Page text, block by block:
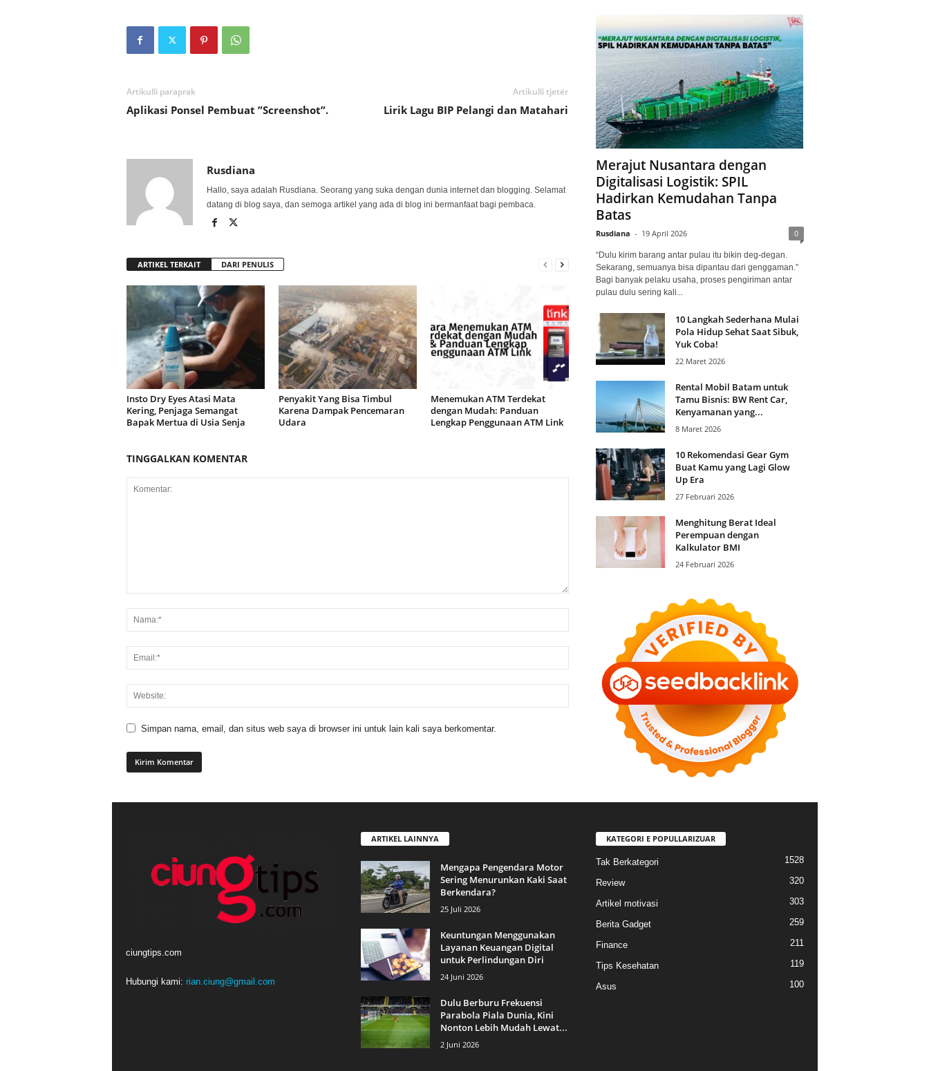
Artikulli paraprak
Aplikasi Ponsel Pembuat ”Screenshot”.
Artikulli tjetër
Lirik Lagu BIP Pelangi dan Matahari
Rusdiana
Hallo, saya adalah Rusdiana. Seorang yang suka dengan dunia internet dan blogging. Selamat
datang di blog saya, dan semoga artikel yang ada di blog ini bermanfaat bagi pembaca.
ARTIKEL TERKAIT DARI PENULIS
Insto Dry Eyes Atasi Mata
Kering, Penjaga Semangat
Bapak Mertua di Usia Senja
Penyakit Yang Bisa Timbul
Karena Dampak Pencemaran
Udara
Menemukan ATM Terdekat
dengan Mudah: Panduan
Lengkap Penggunaan ATM Link
TINGGALKAN KOMENTAR
Simpan nama, email, dan situs web saya di browser ini untuk lain kali saya berkomentar.
Merajut Nusantara dengan
Digitalisasi Logistik: SPIL
Hadirkan Kemudahan Tanpa
Batas
Rusdiana - 19 April 2026 0
“Dulu kirim barang antar pulau itu bikin deg-degan.
Sekarang, semuanya bisa dipantau dari genggaman.”
Bagi banyak pelaku usaha, proses pengiriman antar
pulau dulu sering kali...
10 Langkah Sederhana Mulai
Pola Hidup Sehat Saat Sibuk,
Yuk Coba!
22 Maret 2026
Rental Mobil Batam untuk
Tamu Bisnis: BW Rent Car,
Kenyamanan yang...
8 Maret 2026
10 Rekomendasi Gear Gym
Buat Kamu yang Lagi Glow
Up Era
27 Februari 2026
Menghitung Berat Ideal
Perempuan dengan
Kalkulator BMI
24 Februari 2026
ciungtips.com
Hubungi kami: rian.ciung@gmail.com
ARTIKEL LAINNYA
Mengapa Pengendara Motor
Sering Menurunkan Kaki Saat
Berkendara?
25 Juli 2026
Keuntungan Menggunakan
Layanan Keuangan Digital
untuk Perlindungan Diri
24 Juni 2026
Dulu Berburu Frekuensi
Parabola Piala Dunia, Kini
Nonton Lebih Mudah Lewat...
2 Juni 2026
KATEGORI E POPULLARIZUAR
Tak Berkategori 1528
Review 320
Artikel motivasi 303
Berita Gadget 259
Finance 211
Tips Kesehatan 119
Asus 100